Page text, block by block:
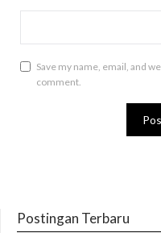
Save my name, email, and
comment.
Postingan Terbaru